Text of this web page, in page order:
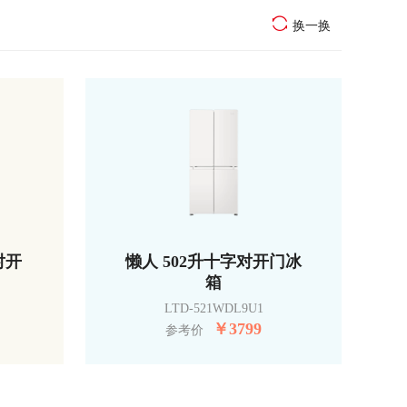
换一换
开
懒人 502升十字对开门冰
箱
LTD-521WDL9U1
参考价
￥3799